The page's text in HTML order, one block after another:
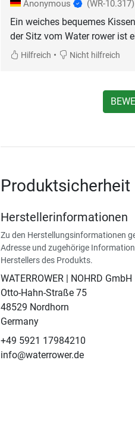
Anonymous (WR-10.317)
Ein weiches bequemes
der Sitz vom Water rower ist
Hilfreich • Nicht hilfreich
Produktsicherheit
Herstellerinformationen
Zu den Herstellungsinformationen
Adresse und zugehörige
Herstellers des Produkts.
WATERROWER | NOHRD GmbH
Otto-Hahn-Straße 75
48529 Nordhorn
Germany
+49 5921 17984210
info@waterrower.de